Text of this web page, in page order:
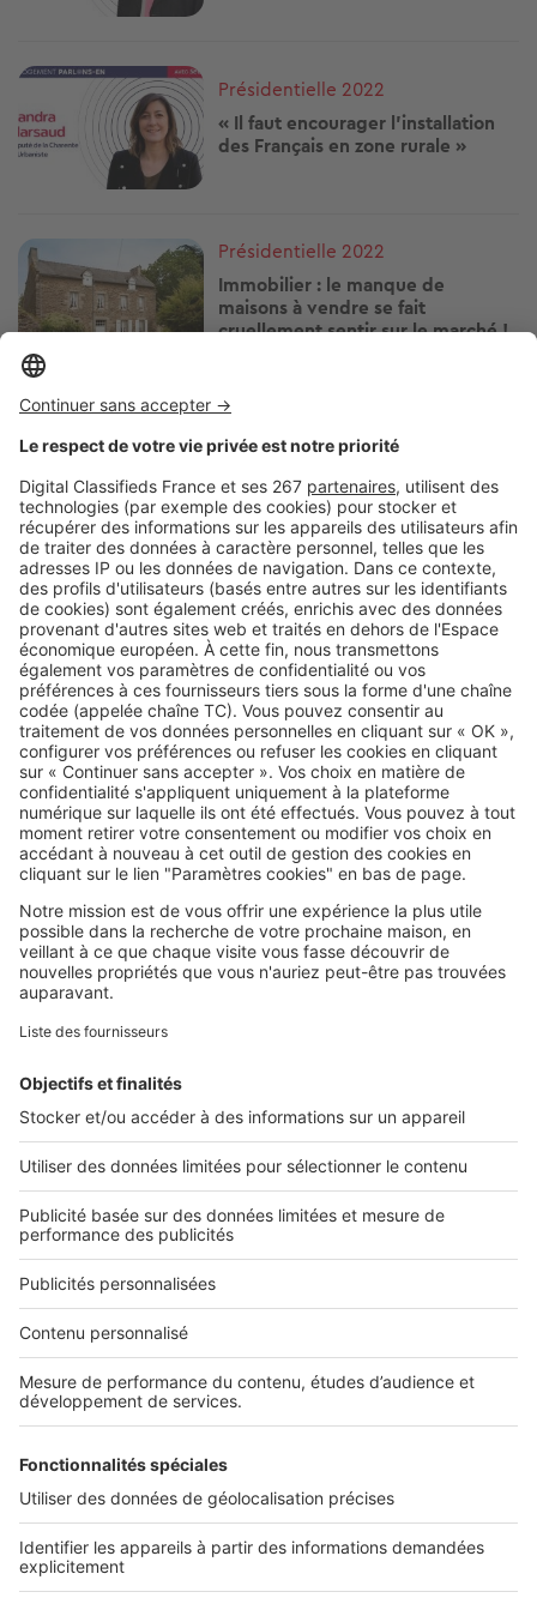
Image
Présidentielle 2022
« Il faut encourager l'installation
des Français en zone rurale »
Image
Présidentielle 2022
Immobilier : le manque de
maisons à vendre se fait
cruellement sentir sur le marché !
Image
« Dans un projet de rénovation
énergétique, le plus important
c'est d'être accompagné »
Image
Présidentielle 2022
« Le mal logement et la précarité
énergétique concernent 12
millions de personnes »
SeLoger c'est aussi
Retrouvez-nous sur ...
L'ENTREPRISE
Nous contacter
Nous recrutons
NOS APPLICATIONS
Découvrez nos applications
Tous nos services pro
Accès client
À DÉCOUVRIR